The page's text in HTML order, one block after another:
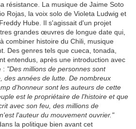
résistance. La musique de Jaime Soto
Rojas, la voix solo de Violeta Ludwig et
Hube. Il s'agissait d'un projet
grandes œuvres de longue date qui,
combiner histoire du Chili, musique
Des genres tels que cueca, tonada,
entendus, après une introduction avec
: "Des millions de personnes sont
des années de lutte. De nombreux
d'honneur sont les auteurs de cette
est le propriétaire de l'histoire et que
avec son feu, des millions de
l'auteur du mouvement ouvrier."
la politique bien avant cet